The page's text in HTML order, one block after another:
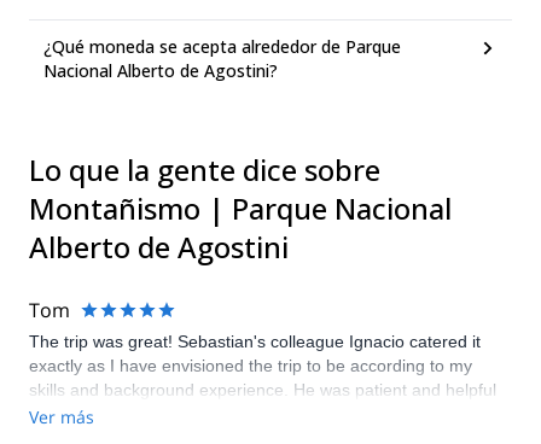
¿Qué moneda se acepta alrededor de Parque
Nacional Alberto de Agostini?
Lo que la gente dice sobre
Montañismo | Parque Nacional
Alberto de Agostini
Tom
The trip was great! Sebastian's colleague Ignacio catered it
exactly as I have envisioned the trip to be according to my
skills and background experience. He was patient and helpful
when I struggled in certain moments and he taught me a lot of
Ver más